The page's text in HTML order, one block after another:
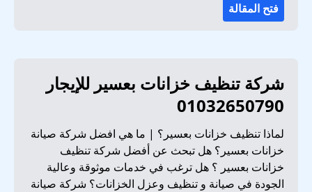
فتح المقالة
شركة تنظيف خزانات بعسير للإيجار
01032650790
لماذا تنظيف خزانات بعسير؟ | ما هي افضل شركة صيانة
خزانات بعسير؟ هل تبحث عن أفضل شركة تنظيف
خزانات بعسير ؟ هل ترغب في خدمات موثوقة وعالية
الجودة في صيانة و تنظيف وعزل الخزانات؟ شركة صيانة